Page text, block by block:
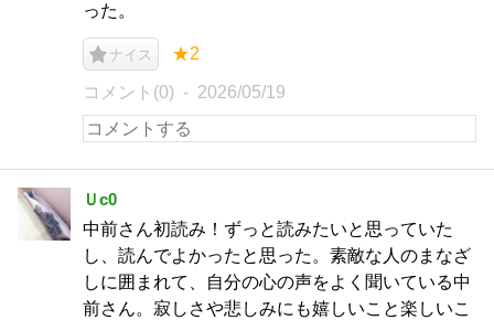
った。
ナイス ★2
コメント(0) 2026/05/19
Ｕc0
中前さん初読み！ずっと読みたいと思っていた
し、読んでよかったと思った。素敵な人のまなざ
しに囲まれて、自分の心の声をよく聞いている中
前さん。寂しさや悲しみにも嬉しいこと楽しいこ